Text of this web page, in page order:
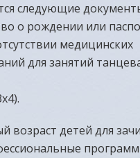
следующие
о рождении или
медицинских
для занятий
возраст детей для